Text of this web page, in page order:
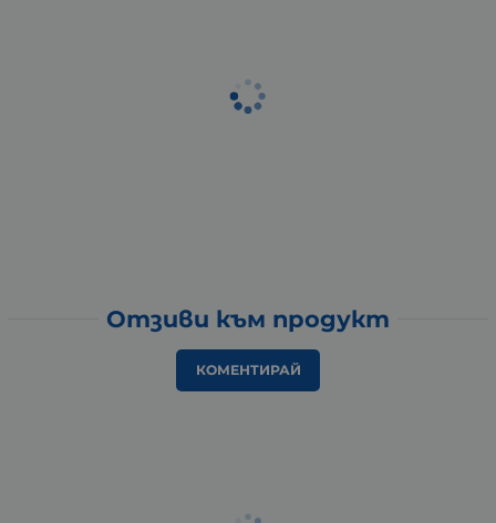
Отзиви към продукт
КОМЕНТИРАЙ